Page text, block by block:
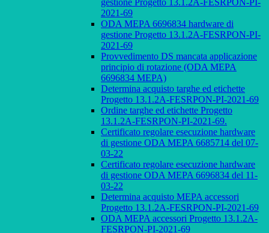
gestione Progetto 13.1.2A-FESRPON-PI-
2021-69
ODA MEPA 6696834 hardware di
gestione Progetto 13.1.2A-FESRPON-PI-
2021-69
Provvedimento DS mancata applicazione
principio di rotazione (ODA MEPA
6696834 MEPA)
Determina acquisto targhe ed etichette
Progetto 13.1.2A-FESRPON-PI-2021-69
Ordine targhe ed etichette Progetto
13.1.2A-FESRPON-PI-2021-69.
Certificato regolare esecuzione hardware
di gestione ODA MEPA 6685714 del 07-
03-22
Certificato regolare esecuzione hardware
di gestione ODA MEPA 6696834 del 11-
03-22
Determina acquisto MEPA accessori
Progetto 13.1.2A-FESRPON-PI-2021-69
ODA MEPA accessori Progetto 13.1.2A-
FESRPON-PI-2021-69